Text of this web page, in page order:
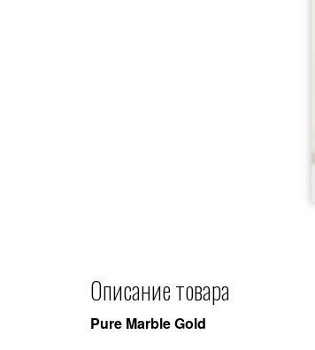
Описание товара
Pure Marble Gold